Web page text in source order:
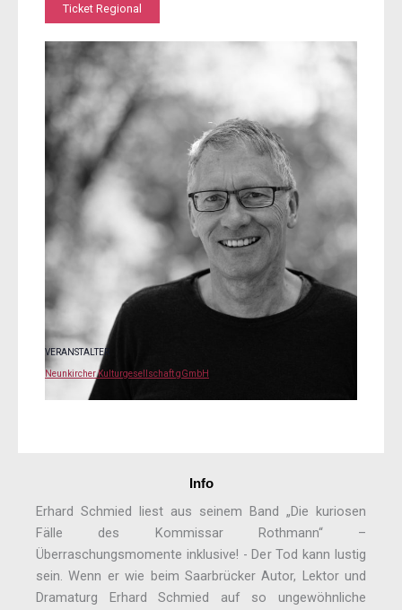
Ticket Regional
VERANSTALTER
Neunkircher Kulturgesellschaft gGmbH
Info
Erhard Schmied liest aus seinem Band „Die kuriosen
Fälle des Kommissar Rothmann“ –
Überraschungsmomente inklusive! - Der Tod kann lustig
sein. Wenn er wie beim Saarbrücker Autor, Lektor und
Dramaturg Erhard Schmied auf so ungewöhnliche